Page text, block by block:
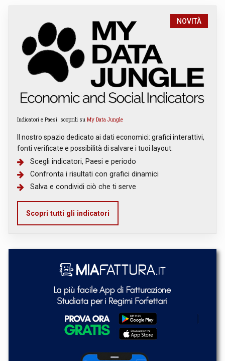
NOVITÀ
Indicatori e Paesi: scoprili su My Data Jungle
Il nostro spazio dedicato ai dati economici: grafici interattivi,
fonti verificate e possibilità di salvare i tuoi layout.
Scegli indicatori, Paesi e periodo
Confronta i risultati con grafici dinamici
Salva e condividi ciò che ti serve
Scopri tutti gli indicatori